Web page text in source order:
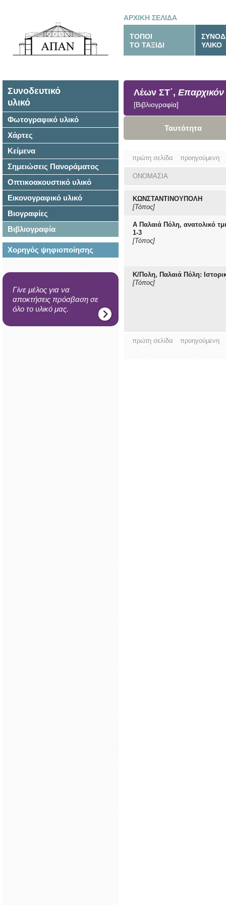
ΑΡΧΙΚΗ ΣΕΛΙΔΑ
ΤΟΠΟΙ
ΤΟ ΤΑΞΙΔΙ
ΥΛΙΚΟ
Συνοδευτικό
υλικό
Φωτογραφικό υλικό
Χάρτες
Κείμενα
Σημειώσεις Πανοράματος
Οπτικοακουστικό υλικό
Εικονογραφικό υλικό
Βιογραφίες
Βιβλιογραφία
Χορηγός ψηφιοποίησης
Γίνε μέλος για να
αποκτήσεις πρόσβαση σε
όλο το υλικό μας.
Λέων ΣΤ΄, Επαρχικόν
[Βιβλιογραφία]
Ταυτότητα
πρώτη σελίδα προηγούμενη
ΟΝΟΜΑΣΙΑ
ΚΩΝΣΤΑΝΤΙΝΟΥΠΟΛΗ
[Τόπος]
Α Παλαιά Πόλη, ανατολικό
1-3
[Τόπος]
Κ/Πολη, Παλαιά Πόλη:
[Τόπος]
πρώτη σελίδα προηγούμενη